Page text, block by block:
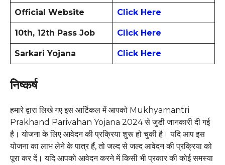
Official Website Click Here
10th, 12th Pass Job Click Here
Sarkari Yojana Click Here
निष्कर्ष
हमारे द्वारा लिखे गए इस आर्टिकल में आपको Mukhyamantri
Prakhand Parivahan Yojana 2024 से जुडी जानकारी दी गई
है। योजना के लिए आवेदन की प्रक्रिया शुरू हो चुकी है। यदि आप इस
योजना का लाभ लेने के पात्र हैं, तो जल्द से जल्द आवेदन की प्रक्रिया को
पूरा कर दें। यदि आपको आवेदन करने में किसी भी प्रकार की कोई समस्या